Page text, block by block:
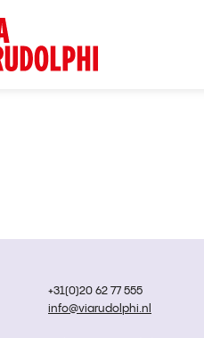
+31(0)20 62 77 555
info@viarudolphi.nl